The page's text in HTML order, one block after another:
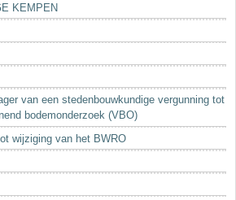
KEMPEN
van een stedenbouwkundige vergunning tot
bodemonderzoek (VBO)
wijziging van het BWRO